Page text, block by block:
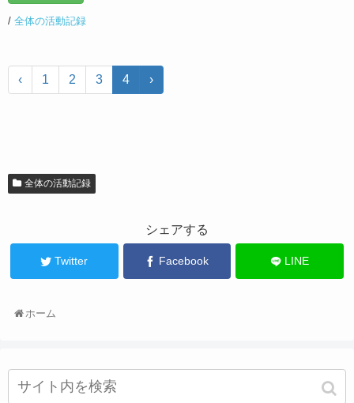
/ 全体の活動記録
‹ 1 2 3 4 ›
全体の活動記録
シェアする
Twitter Facebook LINE
ホーム